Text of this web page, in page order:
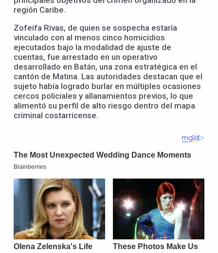
región Caribe.
Zofeifa Rivas, de quien se sospecha estaría
vinculado con al menos cinco homicidios
ejecutados bajo la modalidad de ajuste de
cuentas, fue arrestado en un operativo
desarrollado en Batán, una zona estratégica en el
cantón de Matina. Las autoridades destacan que el
sujeto había logrado burlar en múltiples ocasiones
cercos policiales y allanamientos previos, lo que
alimentó su perfil de alto riesgo dentro del mapa
criminal costarricense.